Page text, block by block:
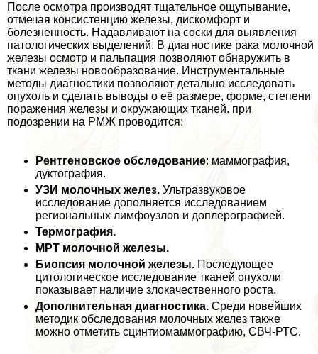
После осмотра производят тщательное ощупывание,
отмечая консистенцию железы, дискомфорт и
болезненность. Надавливают на соски для выявления
патологических выделений. В диагностике paка молочной
железы осмотр и пальпация позволяют обнаружить в
ткани железы новообразование. Инструментальные
методы диагностики позволяют детально исследовать
опухоль и сделать выводы о её размере, форме, степени
поражения железы и окружающих тканей. при
подозрении на РМЖ проводится:
Рентгеновское обследование: маммография,
дуктография.
УЗИ молочных желез. Ультразвуковое
исследование дополняется исследованием
региональных лимфоузлов и доплерографией.
Термография.
МРТ молочной железы.
Биопсия молочной железы. Последующее
цитологическое исследование тканей опухоли
показывает наличие злокачественного роста.
Дополнительная диагностика. Среди новейших
методик обследования молочных желез также
можно отметить сцинтиомаммографию, СВЧ-РТС.